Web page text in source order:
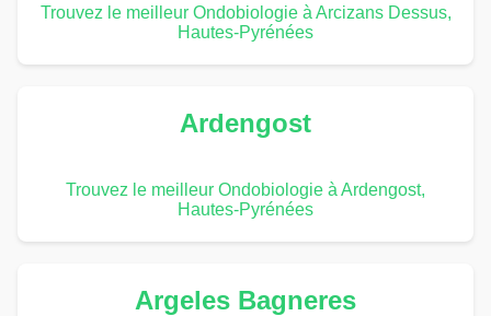
Trouvez le meilleur Ondobiologie à Arcizans Dessus,
Hautes-Pyrénées
Ardengost
Trouvez le meilleur Ondobiologie à Ardengost,
Hautes-Pyrénées
Argeles Bagneres